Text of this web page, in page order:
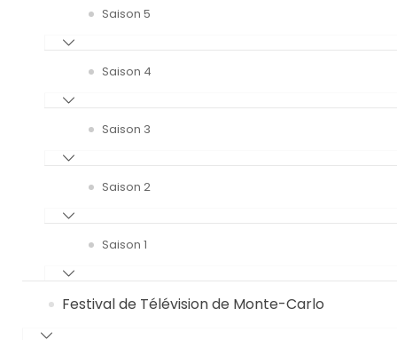
Saison 5
Saison 4
Saison 3
Saison 2
Saison 1
Festival de Télévision de Monte-Carlo